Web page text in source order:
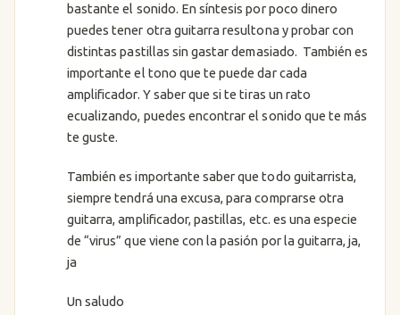
bastante el sonido. En síntesis por poco dinero
puedes tener otra guitarra resultona y probar con
distintas pastillas sin gastar demasiado. También es
importante el tono que te puede dar cada
amplificador. Y saber que si te tiras un rato
ecualizando, puedes encontrar el sonido que te más
te guste.
También es importante saber que todo guitarrista,
siempre tendrá una excusa, para comprarse otra
guitarra, amplificador, pastillas, etc. es una especie
de “virus” que viene con la pasión por la guitarra, ja,
ja
Un saludo